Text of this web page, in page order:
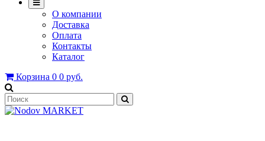
О компании
Доставка
Оплата
Контакты
Каталог
Корзина 0 0 руб.